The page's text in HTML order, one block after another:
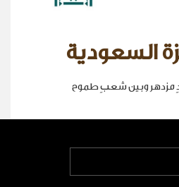
السعودية
مزدهر وبين شعبٍ طموح